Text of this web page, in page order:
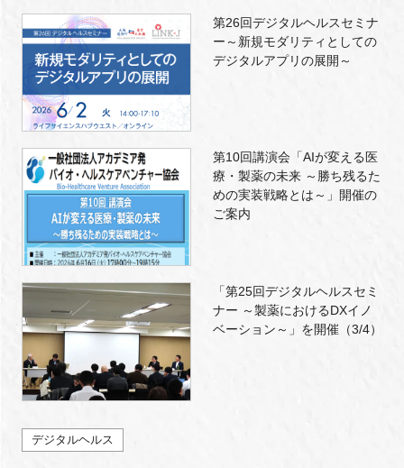
第26回デジタルヘルスセミナ
ー～新規モダリティとしての
デジタルアプリの展開～
第10回講演会「AIが変える医
療・製薬の未来 ～勝ち残るた
めの実装戦略とは～」開催の
ご案内
「第25回デジタルヘルスセミ
ナー ～製薬におけるDXイノ
ベーション～」を開催（3/4）
デジタルヘルス